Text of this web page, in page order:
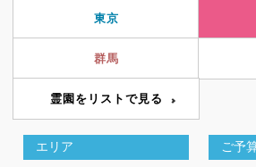
東京
群馬
霊園をリストで見る